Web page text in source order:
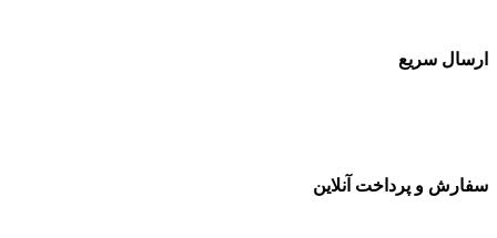
ارسال سریع
سفارش و پرداخت آنلاین